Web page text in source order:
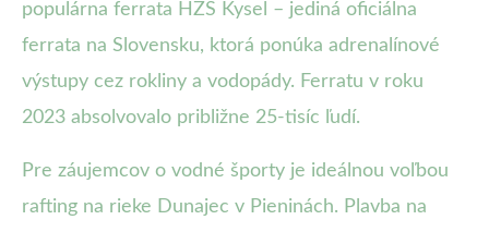
populárna ferrata HZS Kysel – jediná oficiálna
ferrata na Slovensku, ktorá ponúka adrenalínové
výstupy cez rokliny a vodopády. Ferratu v roku
2023 absolvovalo približne 25-tisíc ľudí.
Pre záujemcov o vodné športy je ideálnou voľbou
rafting na rieke Dunajec v Pieninách. Plavba na